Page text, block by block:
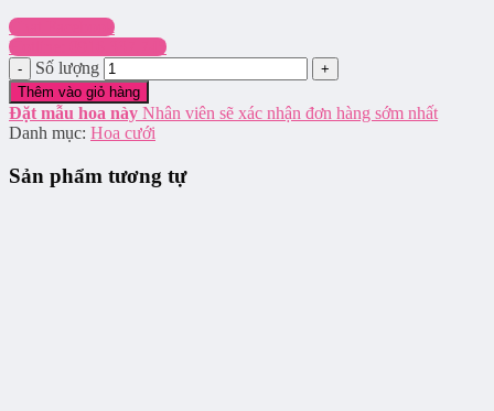
Chat Facebook
Hotline: 0916.337.745
Số lượng
Thêm vào giỏ hàng
Đặt mẫu hoa này Nhân viên sẽ xác nhận đơn hàng sớm nhất
Danh mục: Hoa cưới
Sản phẩm tương tự